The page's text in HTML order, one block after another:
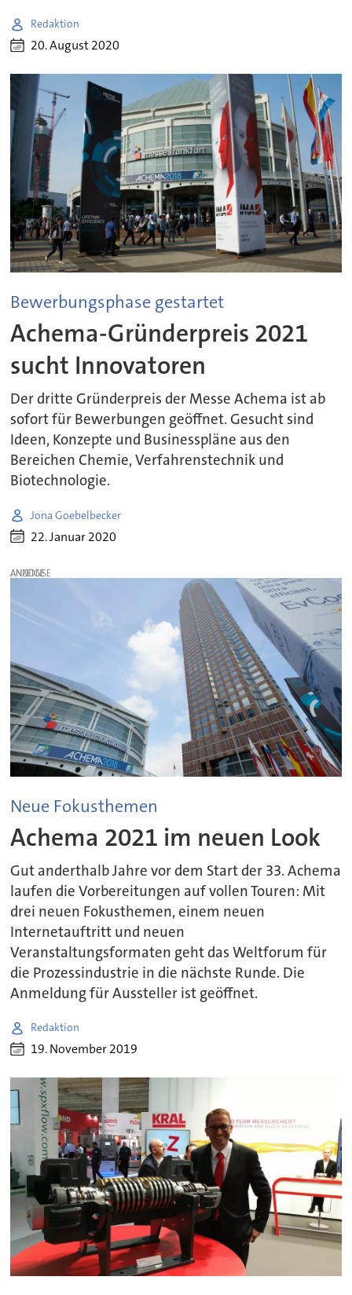
Redaktion
20. August 2020
Bewerbungsphase gestartet
Achema-Gründerpreis 2021
sucht Innovatoren
Der dritte Gründerpreis der Messe Achema ist ab
sofort für Bewerbungen geöffnet. Gesucht sind
Ideen, Konzepte und Businesspläne aus den
Bereichen Chemie, Verfahrenstechnik und
Biotechnologie.
Jona Goebelbecker
22. Januar 2020
ANZEIGE
Neue Fokusthemen
Achema 2021 im neuen Look
Gut anderthalb Jahre vor dem Start der 33. Achema
laufen die Vorbereitungen auf vollen Touren: Mit
drei neuen Fokusthemen, einem neuen
Internetauftritt und neuen
Veranstaltungsformaten geht das Weltforum für
die Prozessindustrie in die nächste Runde. Die
Anmeldung für Aussteller ist geöffnet.
Redaktion
19. November 2019